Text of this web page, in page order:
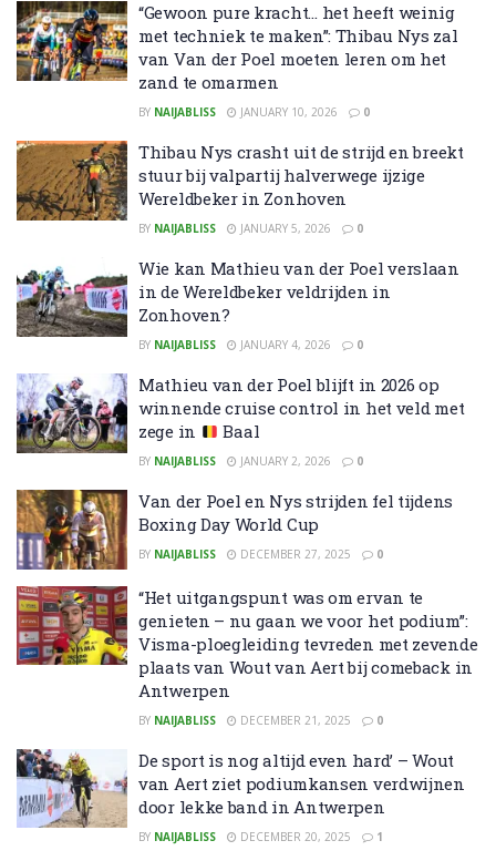
“Gewoon pure kracht… het heeft weinig
met techniek te maken”: Thibau Nys zal
van Van der Poel moeten leren om het
zand te omarmen
BY NAIJABLISS JANUARY 10, 2026 0
Thibau Nys crasht uit de strijd en breekt
stuur bij valpartij halverwege ijzige
Wereldbeker in Zonhoven
BY NAIJABLISS JANUARY 5, 2026 0
Wie kan Mathieu van der Poel verslaan
in de Wereldbeker veldrijden in
Zonhoven?
BY NAIJABLISS JANUARY 4, 2026 0
Mathieu van der Poel blijft in 2026 op
winnende cruise control in het veld met
zege in
Baal
BY NAIJABLISS JANUARY 2, 2026 0
Van der Poel en Nys strijden fel tijdens
Boxing Day World Cup
BY NAIJABLISS DECEMBER 27, 2025 0
“Het uitgangspunt was om ervan te
genieten – nu gaan we voor het podium”:
Visma-ploegleiding tevreden met zevende
plaats van Wout van Aert bij comeback in
Antwerpen
BY NAIJABLISS DECEMBER 21, 2025 0
De sport is nog altijd even hard’ – Wout
van Aert ziet podiumkansen verdwijnen
door lekke band in Antwerpen
BY NAIJABLISS DECEMBER 20, 2025 1